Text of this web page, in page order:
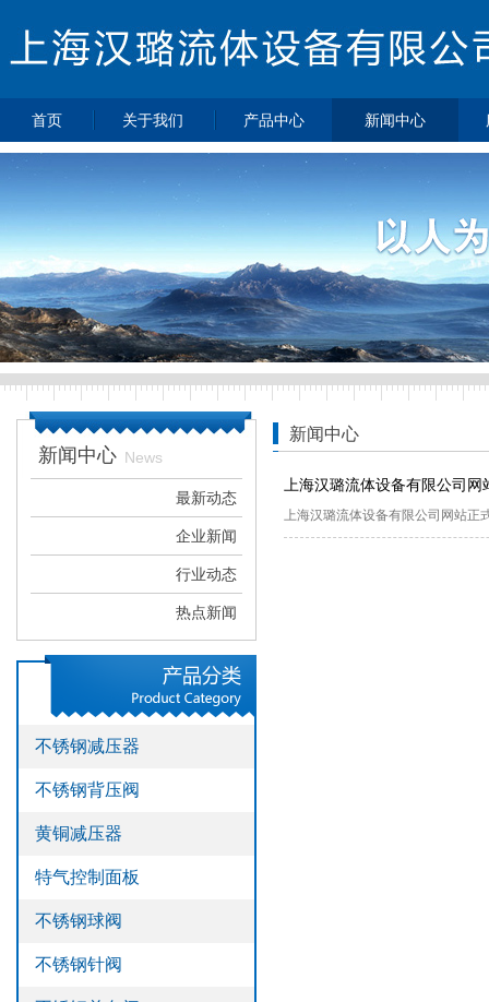
首页 关于我们 产品中心 新闻中心
不锈钢减压器
> 特气控制面板
>不锈钢球阀
>不锈钢针阀
>不锈钢单向阀
>不锈钢过滤器
不锈钢高压软
管
压力表
不锈钢接头
>不锈钢管
>
行业动态
> 热点新闻
新闻中心 News
最新动态
企业新闻
行业动态
热点新闻
不锈钢减压器
不锈钢背压阀
黄铜减压器
特气控制面板
不锈钢球阀
不锈钢针阀
新闻中心
上海汉璐流体设备有限公司
上海汉璐流体设备有限公司网站正